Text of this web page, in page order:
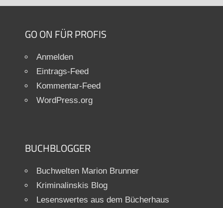
GO ON FÜR PROFIS
Anmelden
Eintrags-Feed
Kommentar-Feed
WordPress.org
BUCHBLOGGER
Buchwelten Marion Brunner
Kriminalinskis Blog
Lesenswertes aus dem Bücherhaus